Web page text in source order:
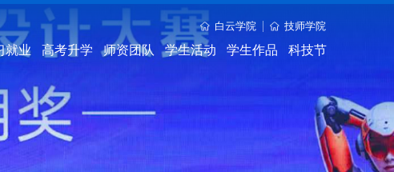
白云学院 技师学院
就业 高考升学 师资团队 学生活动 学生作品 科技节